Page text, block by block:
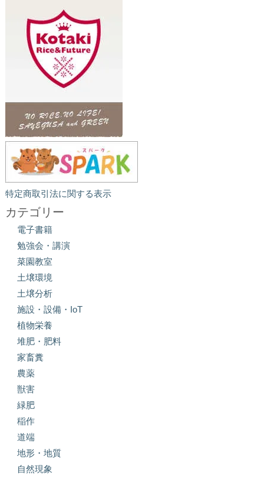
特定商取引法に関する表示
カテゴリー
電子書籍
勉強会・講演
菜園教室
土壌環境
土壌分析
施設・設備・IoT
植物栄養
堆肥・肥料
家畜糞
農薬
獣害
緑肥
稲作
道端
地形・地質
自然現象